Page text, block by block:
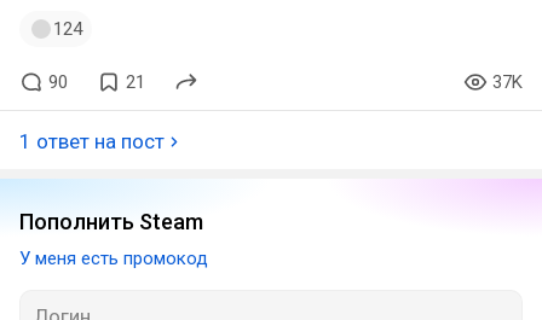
124
90 21 37K
1 ответ на пост
Пополнить Steam
У меня есть промокод